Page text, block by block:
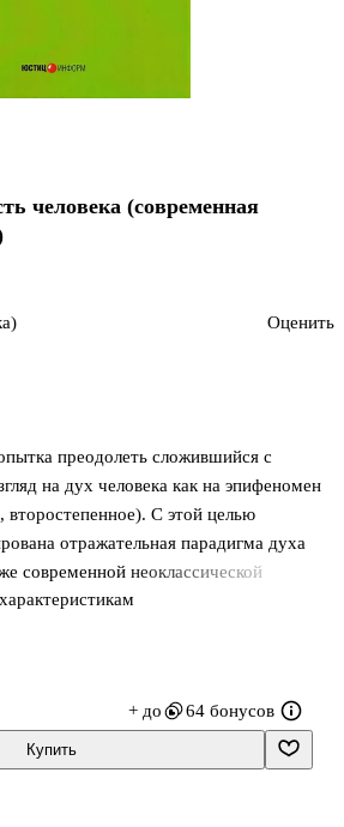
преодолеть сложившийся с
на дух человека как на эпифеномен
второстепенное). С этой целью
отражательная парадигма духа
современной неоклассической
конструирующе-
важнейшие компоненты-состояния
реальности как: этапы
человеческого существа; устройство
элементов – сознания человека; его
ду
человека (современная
Оценить
+ до 64 бонусов
Купить